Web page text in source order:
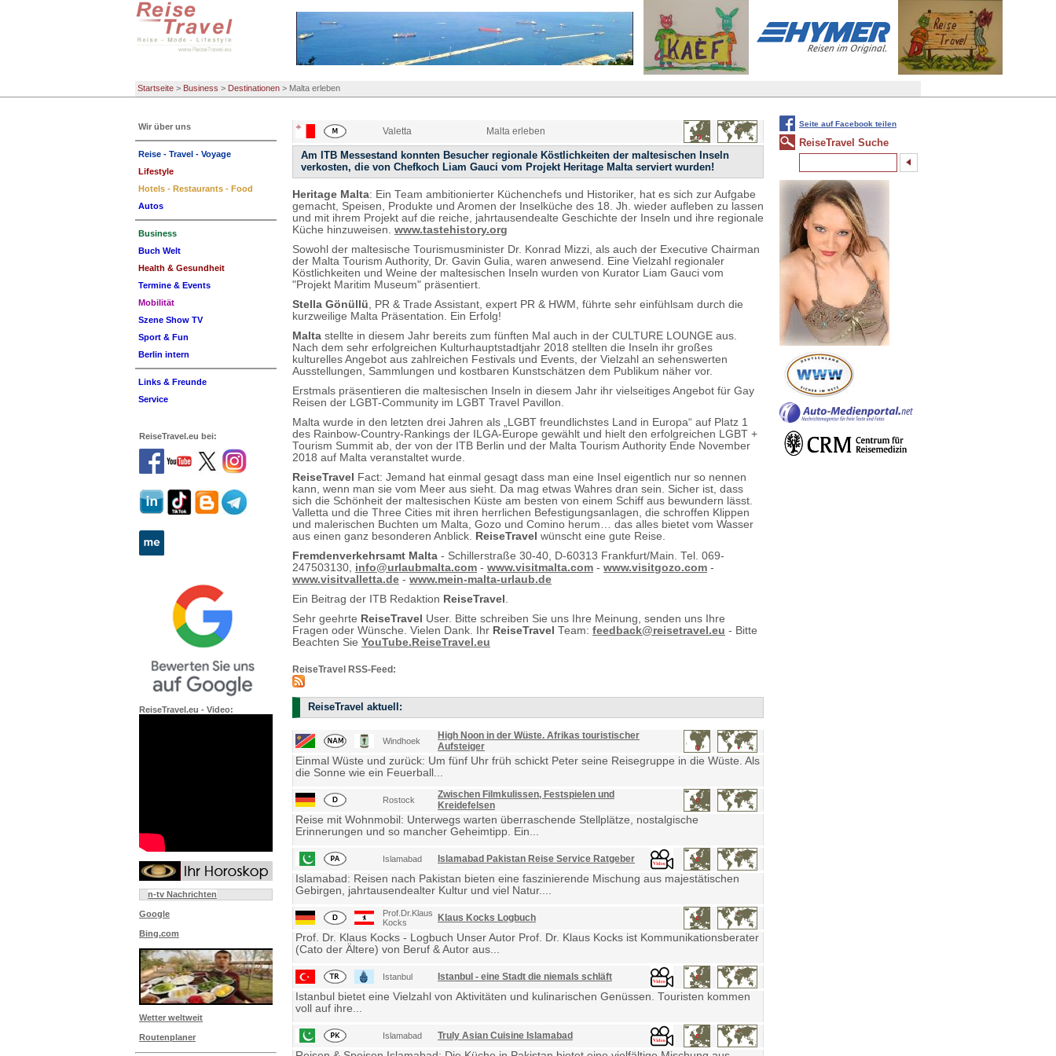
Startseite > Business > Destinationen > Malta erleben
Valetta Malta erleben
Am ITB Messestand konnten Besucher regionale Köstlichkeiten der maltesischen Inseln
verkosten, die von Chefkoch Liam Gauci vom Projekt Heritage Malta serviert wurden!
Heritage Malta: Ein Team ambitionierter Küchenchefs und Historiker, hat es sich zur Aufgabe
gemacht, Speisen, Produkte und Aromen der Inselküche des 18. Jh. wieder aufleben zu lassen
und mit ihrem Projekt auf die reiche, jahrtausendealte Geschichte der Inseln und ihre regionale
Küche hinzuweisen. www.tastehistory.org
Sowohl der maltesische Tourismusminister Dr. Konrad Mizzi, als auch der Executive Chairman
der Malta Tourism Authority, Dr. Gavin Gulia, waren anwesend. Eine Vielzahl regionaler
Köstlichkeiten und Weine der maltesischen Inseln wurden von Kurator Liam Gauci vom
"Projekt Maritim Museum" präsentiert.
Stella Gönüllü , PR & Trade Assistant, expert PR & HWM, führte sehr einfühlsam durch die
kurzweilige Malta Präsentation. Ein Erfolg!
Malta stellte in diesem Jahr bereits zum fünften Mal auch in der CULTURE LOUNGE aus.
Nach dem sehr erfolgreichen Kulturhauptstadtjahr 2018 stellten die Inseln ihr großes
kulturelles Angebot aus zahlreichen Festivals und Events, der Vielzahl an sehenswerten
Ausstellungen, Sammlungen und kostbaren Kunstschätzen dem Publikum näher vor.
Erstmals präsentieren die maltesischen Inseln in diesem Jahr ihr vielseitiges Angebot für Gay
Reisen der LGBT-Community im LGBT Travel Pavillon.
Malta wurde in den letzten drei Jahren als „LGBT freundlichstes Land in Europa“ auf Platz 1
des Rainbow-Country-Rankings der ILGA-Europe gewählt und hielt den erfolgreichen LGBT +
Tourism Summit ab, der von der ITB Berlin und der Malta Tourism Authority Ende November
2018 auf Malta veranstaltet wurde.
ReiseTravel Fact: Jemand hat einmal gesagt dass man eine Insel eigentlich nur so nennen
kann, wenn man sie vom Meer aus sieht. Da mag etwas Wahres dran sein. Sicher ist, dass
sich die Schönheit der maltesischen Küste am besten von einem Schiff aus bewundern lässt.
Valletta und die Three Cities mit ihren herrlichen Befestigungsanlagen, die schroffen Klippen
und malerischen Buchten um Malta, Gozo und Comino herum… das alles bietet vom Wasser
aus einen ganz besonderen Anblick. ReiseTravel wünscht eine gute Reise.
Fremdenverkehrsamt Malta - Schillerstraße 30-40, D-60313 Frankfurt/Main. Tel. 069-
247503130, info@urlaubmalta.com - www.visitmalta.com - www.visitgozo.com -
www.visitvalletta.de - www.mein-malta-urlaub.de
Ein Beitrag der ITB Redaktion ReiseTravel
Sehr geehrte ReiseTravel User. Bitte schreiben Sie uns Ihre Meinung, senden uns Ihre
Fragen oder Wünsche. Vielen Dank. Ihr ReiseTravel Team: feedback@reisetravel.eu - Bitte
Beachten Sie YouTube.ReiseTravel.eu
ReiseTravel RSS-Feed:
ReiseTravel aktuell:
Windhoek
High Noon in der Wüste. Afrikas touristischer
Aufsteiger
Einmal Wüste und zurück: Um fünf Uhr früh schickt Peter seine Reisegruppe in die Wüste. Als
die Sonne wie ein Feuerball...
Rostock
Zwischen Filmkulissen, Festspielen und
Kreidefelsen
Reise mit Wohnmobil: Unterwegs warten überraschende Stellplätze, nostalgische
Erinnerungen und so mancher Geheimtipp. Ein...
Islamabad Islamabad Pakistan Reise Service Ratgeber
Islamabad: Reisen nach Pakistan bieten eine faszinierende Mischung aus majestätischen
Gebirgen, jahrtausendealter Kultur und viel Natur....
Prof.Dr.Klaus
Kocks
Klaus Kocks Logbuch
Prof. Dr. Klaus Kocks - Logbuch Unser Autor Prof. Dr. Klaus Kocks ist Kommunikationsberater
(Cato der Ältere) von Beruf & Autor aus...
Istanbul Istanbul - eine Stadt die niemals schläft
Istanbul bietet eine Vielzahl von Aktivitäten und kulinarischen Genüssen. Touristen kommen
voll auf ihre...
Islamabad Truly Asian Cuisine Islamabad
Wir über uns
Reise - Travel - Voyage
Lifestyle
Hotels - Restaurants - Food
Autos
Business
Buch Welt
Health & Gesundheit
Termine & Events
Mobilität
Szene Show TV
Sport & Fun
Berlin intern
Links & Freunde
Service
ReiseTravel.eu bei:
ReiseTravel.eu - Video:
n-tv Nachrichten
Google
Bing.com
Wetter weltweit
Routenplaner
Seite auf Facebook teilen
ReiseTravel Suche